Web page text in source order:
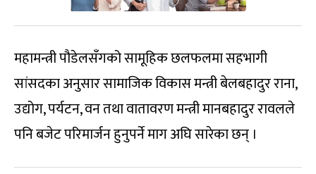
महामन्त्री पौडेलसँगको सामूहिक छलफलमा सहभागी
सांसदका अनुसार सामाजिक विकास मन्त्री बेलबहादुर राना,
उद्योग, पर्यटन, वन तथा वातावरण मन्त्री मानबहादुर रावलले
पनि बजेट परिमार्जन हुनुपर्ने माग अघि सारेका छन् ।